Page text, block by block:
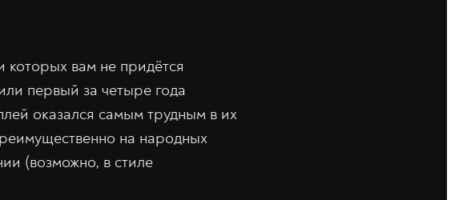
вам не придётся
первый за четыре года
оказался самым трудным в их
на народных
(возможно, в стиле